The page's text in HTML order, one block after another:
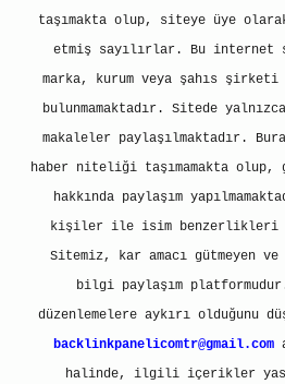
taşımakta olup, siteye üye
etmiş sayılırlar. Bu
marka, kurum veya şahıs
bulunmamaktadır. Sitede
makaleler paylaşılmaktadır.
haber niteliği taşımamakta olup,
hakkında paylaşım
kişiler ile isim benzerlikleri
Sitemiz, kar amacı gütmeyen
bilgi paylaşım
düzenlemelere aykırı olduğunu
backlinkpanelicomtr@gmail.com
halinde, ilgili içerikler